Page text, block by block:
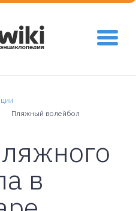
Пляжный волейбол
в